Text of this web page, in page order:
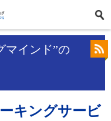
マインド”の
キングサービ